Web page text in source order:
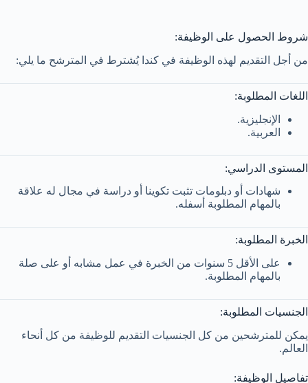
شروط الحصول على الوظيفة:
من أجل التقديم لهذه الوظيفة في كندا يُشترط في المترشح ما يلي:
اللغات المطلوبة:
الإنجليزية.
العربية.
المستوى الدراسي:
شهادات أو دبلومات تثبت تكوينا أو دراسة في مجال له علاقة
بالمهام المطلوبة أسفله.
الخبرة المطلوبة:
على الأقل 5 سنوات من الخبرة في عمل مشابه أو على صلة
بالمهام المطلوبة.
الجنسيات المطلوبة:
يمكن للمترشحين من كل الجنسيات التقديم للوظيفة من كل أنحاء
العالم.
تفاصيل الوظيفة: